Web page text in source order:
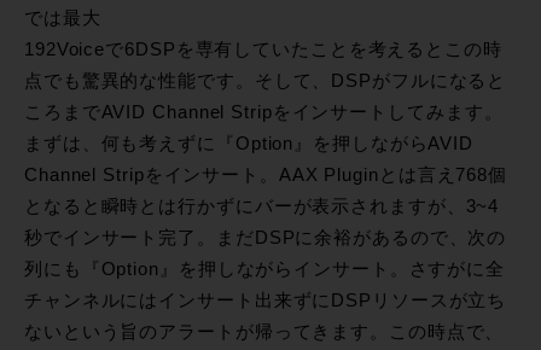
では最大
192Voiceで6DSPを専有していたことを考えるとこの時
点でも驚異的な性能です。そして、DSPがフルになると
ころまでAVID Channel Stripをインサートしてみます。
まずは、何も考えずに『Option』を押しながらAVID
Channel Stripをインサート。AAX Pluginとは言え768個
となると瞬時とは行かずにバーが表示されますが、3~4
秒でインサート完了。まだDSPに余裕があるので、次の
列にも『Option』を押しながらインサート。さすがに全
チャンネルにはインサート出来ずにDSPリソースが立ち
ないという旨のアラートが帰ってきます。この時点で、